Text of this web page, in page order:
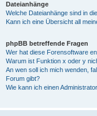
Dateianhänge
Welche Dateianhänge sind in
Kann ich eine Übersicht all
phpBB betreffende Fragen
Wer hat diese Forensoftware
Warum ist Funktion x oder y
An wen soll ich mich wenden,
Forum gibt?
Wie kann ich einen